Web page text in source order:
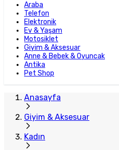
Araba
Telefon
Elektronik
Ev & Yaşam
Motosiklet
Giyim & Aksesuar
Anne & Bebek & Oyuncak
Antika
Pet Shop
Anasayfa
Giyim & Aksesuar
Kadın